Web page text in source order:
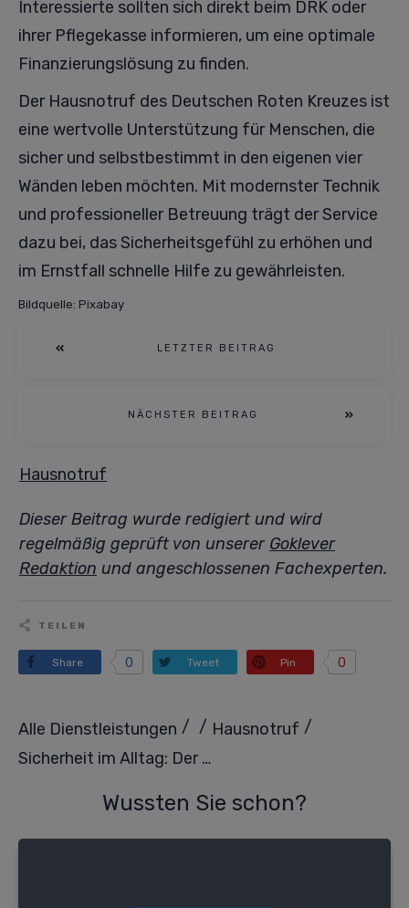
Interessierte sollten sich direkt beim DRK oder
ihrer Pflegekasse informieren, um eine optimale
Finanzierungslösung zu finden.
Der Hausnotruf des Deutschen Roten Kreuzes ist
eine wertvolle Unterstützung für Menschen, die
sicher und selbstbestimmt in den eigenen vier
Wänden leben möchten. Mit modernster Technik
und professioneller Betreuung trägt der Service
dazu bei, das Sicherheitsgefühl zu erhöhen und
im Ernstfall schnelle Hilfe zu gewährleisten.
Bildquelle: Pixabay
LETZTER BEITRAG
NÄCHSTER BEITRAG
Hausnotruf
Dieser Beitrag wurde redigiert und wird
regelmäßig geprüft von unserer Goklever
Redaktion und angeschlossenen Fachexperten.
TEILEN
Share 0 Tweet Pin 0
Alle Dienstleistungen / / Hausnotruf /
Sicherheit im Alltag: Der Hausnotruf des Deutschen Roten Kreuzes
Wussten Sie schon?